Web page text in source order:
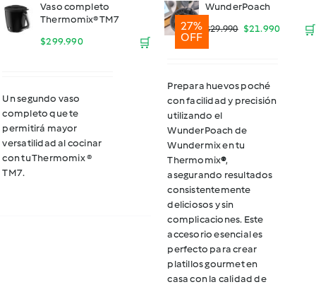
Vaso completo
Thermomix® TM7
$299.990 🛒
Un segundo vaso
completo que te
permitirá mayor
versatilidad al cocinar
con tu Thermomix ®
TM7.
27%
OFF
WunderPoach
$29.990 El
original
era:
$29.990.
$21.990El 🛒
Prepara huevos poché
con facilidad y precisión
utilizando el
WunderPoach de
Wundermix en tu
Thermomix®,
asegurando resultados
consistentemente
deliciosos y sin
complicaciones. Este
accesorio esencial es
perfecto para crear
platillos gourmet en
casa con la calidad de